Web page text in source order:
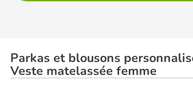
Parkas et blousons personnalisés - K6127 -
Veste matelassée femme